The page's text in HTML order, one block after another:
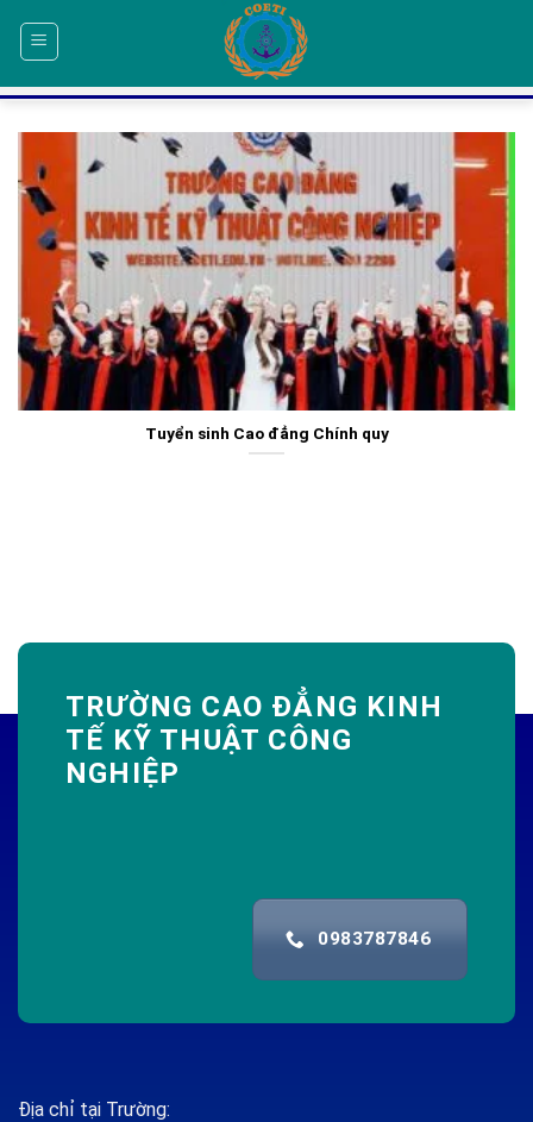
Tuyển sinh Cao đẳng Chính quy
TRƯỜNG CAO ĐẲNG KINH
TẾ KỸ THUẬT CÔNG
NGHIỆP
0983787846
Địa chỉ tại Trường: